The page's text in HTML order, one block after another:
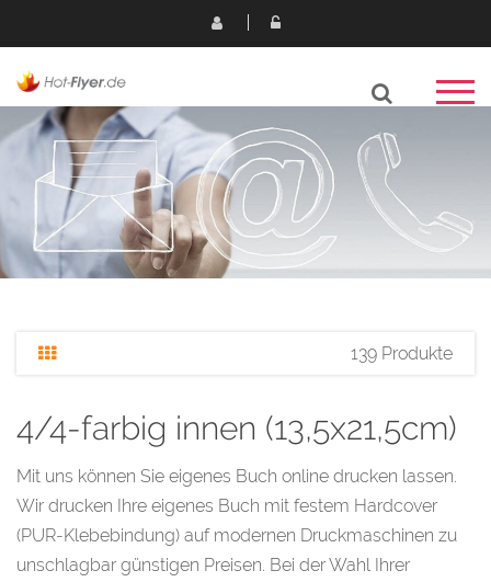
139 Produkte
4/4-farbig innen (13,5x21,5cm)
Mit uns können Sie eigenes Buch online drucken lassen.
Wir drucken Ihre eigenes Buch mit festem Hardcover
(PUR-Klebebindung) auf modernen Druckmaschinen zu
unschlagbar günstigen Preisen. Bei der Wahl Ihrer